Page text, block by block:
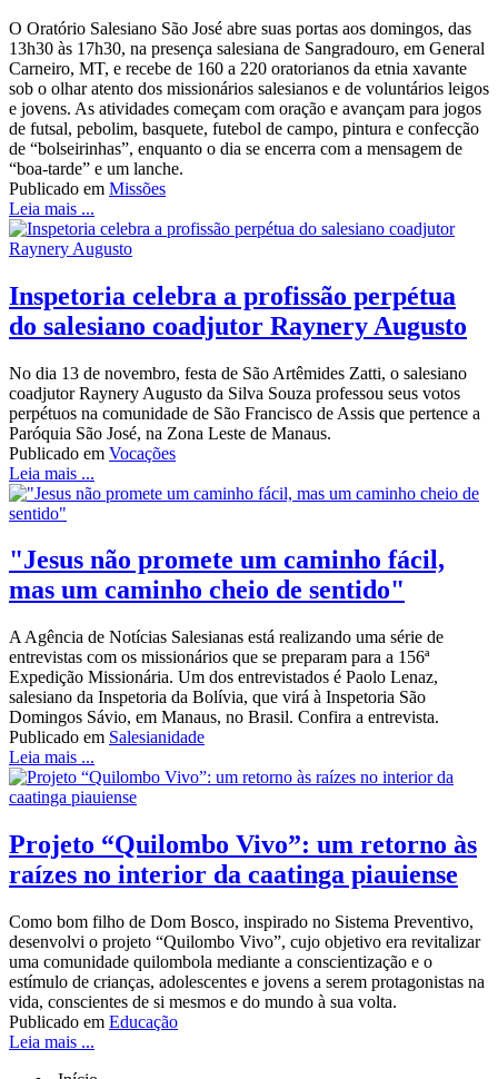
O Oratório Salesiano São José abre suas portas aos domingos, das
13h30 às 17h30, na presença salesiana de Sangradouro, em General
Carneiro, MT, e recebe de 160 a 220 oratorianos da etnia xavante
sob o olhar atento dos missionários salesianos e de voluntários leigos
e jovens. As atividades começam com oração e avançam para jogos
de futsal, pebolim, basquete, futebol de campo, pintura e confecção
de “bolseirinhas”, enquanto o dia se encerra com a mensagem de
“boa-tarde” e um lanche.
Publicado em Missões
Leia mais ...
Inspetoria celebra a profissão perpétua
do salesiano coadjutor Raynery Augusto
No dia 13 de novembro, festa de São Artêmides Zatti, o salesiano
coadjutor Raynery Augusto da Silva Souza professou seus votos
perpétuos na comunidade de São Francisco de Assis que pertence a
Paróquia São José, na Zona Leste de Manaus.
Publicado em Vocações
Leia mais ...
"Jesus não promete um caminho fácil,
mas um caminho cheio de sentido"
A Agência de Notícias Salesianas está realizando uma série de
entrevistas com os missionários que se preparam para a 156ª
Expedição Missionária. Um dos entrevistados é Paolo Lenaz,
salesiano da Inspetoria da Bolívia, que virá à Inspetoria São
Domingos Sávio, em Manaus, no Brasil. Confira a entrevista.
Publicado em Salesianidade
Leia mais ...
Projeto “Quilombo Vivo”: um retorno às
raízes no interior da caatinga piauiense
Como bom filho de Dom Bosco, inspirado no Sistema Preventivo,
desenvolvi o projeto “Quilombo Vivo”, cujo objetivo era revitalizar
uma comunidade quilombola mediante a conscientização e o
estímulo de crianças, adolescentes e jovens a serem protagonistas na
vida, conscientes de si mesmos e do mundo à sua volta.
Publicado em Educação
Leia mais ...